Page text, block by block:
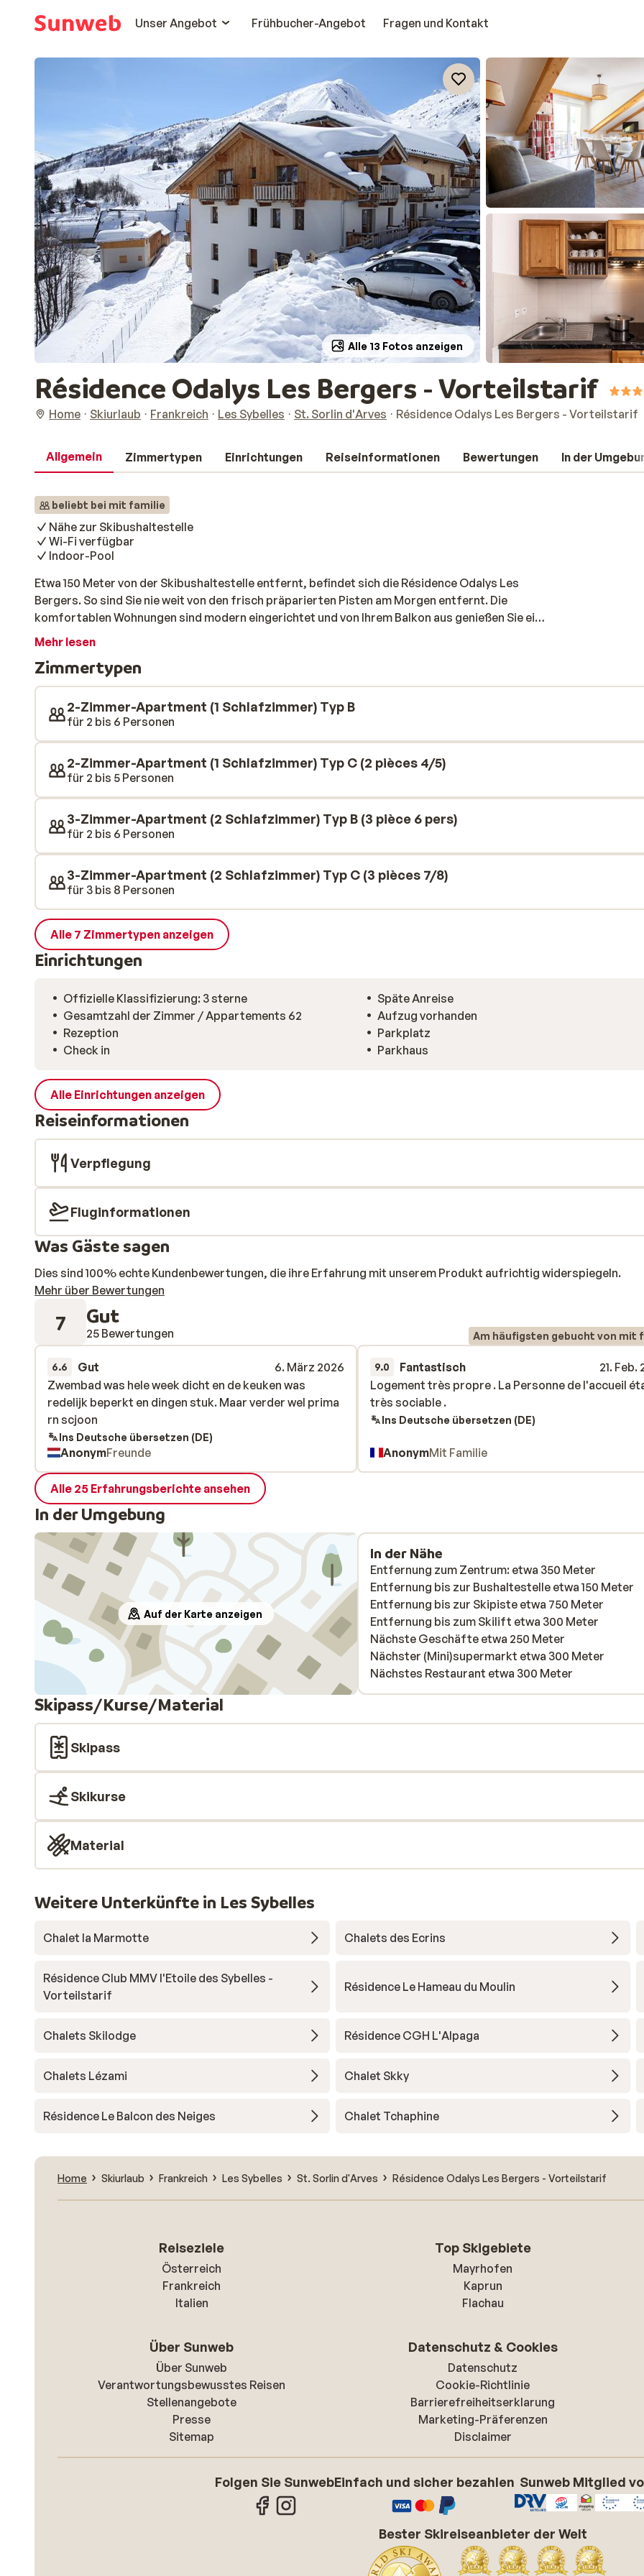
Unser Angebot
Frühbucher-Angebot Fragen und Kontakt
Alle 13 Fotos anzeigen
Résidence Odalys Les Bergers - Vorteilstarif
Home Skiurlaub Frankreich Les Sybelles St. Sorlin d'Arves Résidence Odalys Les Bergers - Vorteilstarif
Allgemein Zimmertypen Einrichtungen Reiseinformationen Bewertungen In der
beliebt bei mit familie
Nähe zur Skibushaltestelle
Wi-Fi verfügbar
Indoor-Pool
Etwa 150 Meter von der Skibushaltestelle entfernt, befindet sich die Résidence Odalys Les
Bergers. So sind Sie nie weit von den frisch präparierten Pisten am Morgen entfernt. Die
komfortablen Wohnungen sind modern eingerichtet und von Ihrem Balkon aus genießen Sie eine
herrliche Aussicht. Das Zentrum ist nur einen Katzensprung entfernt, so dass Sie zu Fuß
Hallenbad der Residenz.
Mehr lesen
Zimmertypen
2-Zimmer-Apartment (1 Schlafzimmer) Typ B
für 2 bis 6 Personen
2-Zimmer-Apartment (1 Schlafzimmer) Typ C (2 pièces 4/5)
für 2 bis 5 Personen
3-Zimmer-Apartment (2 Schlafzimmer) Typ B (3 pièce 6 pers)
für 2 bis 6 Personen
3-Zimmer-Apartment (2 Schlafzimmer) Typ C (3 pièces 7/8)
für 3 bis 8 Personen
Alle 7 Zimmertypen anzeigen
Einrichtungen
Offizielle Klassifizierung: 3 sterne
Gesamtzahl der Zimmer / Appartements 62
Rezeption
Check in
Späte Anreise
Aufzug vorhanden
Parkplatz
Parkhaus
Alle Einrichtungen anzeigen
Reiseinformationen
Verpflegung
Fluginformationen
Was Gäste sagen
Dies sind 100% echte Kundenbewertungen, die ihre Erfahrung mit unserem Produkt aufrichtig widerspiegeln.
Mehr über Bewertungen
7 Gut
25 Bewertungen Am häufigsten gebucht von mit
6.6 Gut
6. März 2026
Zwembad was hele week dicht en de keuken was
redelijk beperkt en dingen stuk. Maar verder wel prima
rn scjoon
Zwembad was hele week dicht en de keuken was
redelijk beperkt en dingen stuk. Maar verder wel prima
rn scjoon
Ins Deutsche übersetzen (DE)
AnonymFreunde
9.0 Fantastisch
21. Feb.
Logement très propre . La Personne de l'accueil
très sociable .
Logement très propre . La Personne de l'accueil
très sociable .
Ins Deutsche übersetzen (DE)
AnonymMit Familie
Alle 25 Erfahrungsberichte ansehen
In der Umgebung
Auf der Karte anzeigen
In der Nähe
Entfernung zum Zentrum: etwa 350 Meter
Entfernung bis zur Bushaltestelle etwa 150 Meter
Entfernung bis zur Skipiste etwa 750 Meter
Entfernung bis zum Skilift etwa 300 Meter
Nächste Geschäfte etwa 250 Meter
Nächster (Mini)supermarkt etwa 300 Meter
Nächstes Restaurant etwa 300 Meter
Skipass/Kurse/Material
Skipass
Skikurse
Material
Weitere Unterkünfte in Les Sybelles
Chalet la Marmotte Chalets des Ecrins
Résidence Club MMV l'Etoile des Sybelles -
Vorteilstarif
Résidence Le Hameau du Moulin
Chalets Skilodge Résidence CGH L'Alpaga
Chalets Lézami Chalet Skky
Résidence Le Balcon des Neiges Chalet Tchaphine
Home Skiurlaub Frankreich Les Sybelles St. Sorlin d'Arves Résidence Odalys Les Bergers - Vorteilstarif
Reiseziele
Österreich
Frankreich
Italien
Top Skigebiete
Mayrhofen
Kaprun
Flachau
Über Sunweb
Über Sunweb
Verantwortungsbewusstes Reisen
Stellenangebote
Presse
Sitemap
Datenschutz & Cookies
Datenschutz
Cookie-Richtlinie
Barrierefreiheitserklarung
Marketing-Präferenzen
Disclaimer
Folgen Sie SunwebEinfach und sicher bezahlen Sunweb Mitglied
Bester Skireiseanbieter der Welt